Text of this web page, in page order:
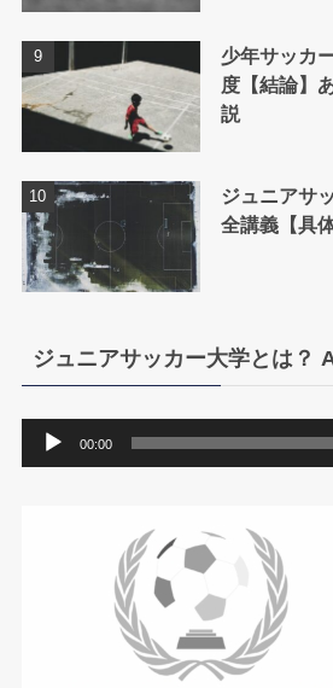
少年サッカ
度【結論】
説
ジュニアサ
全講義【具
ジュニアサッカー大学とは？
00:00